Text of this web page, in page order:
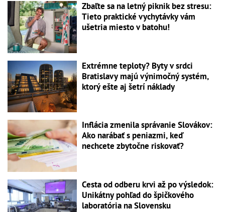
Zbaľte sa na letný piknik bez stresu:
Tieto praktické vychytávky vám
ušetria miesto v batohu!
Extrémne teploty? Byty v srdci
Bratislavy majú výnimočný systém,
ktorý ešte aj šetrí náklady
Inflácia zmenila správanie Slovákov:
Ako narábať s peniazmi, keď
nechcete zbytočne riskovať?
Cesta od odberu krvi až po výsledok:
Unikátny pohľad do špičkového
laboratória na Slovensku